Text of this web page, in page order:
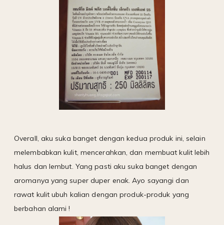
Overall, aku suka banget dengan kedua produk ini, selain
melembabkan kulit, mencerahkan, dan membuat kulit lebih
halus dan lembut. Yang pasti aku suka banget dengan
aromanya yang super duper enak. Ayo sayangi dan
rawat kulit ubuh kalian dengan produk-produk yang
berbahan alami !